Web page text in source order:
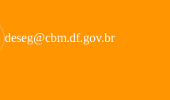
deseg@cbm.df.gov.br